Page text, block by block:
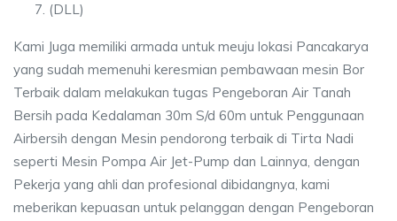
(DLL)
Kami Juga memiliki armada untuk meuju lokasi Pancakarya
yang sudah memenuhi keresmian pembawaan mesin Bor
Terbaik dalam melakukan tugas Pengeboran Air Tanah
Bersih pada Kedalaman 30m S/d 60m untuk Penggunaan
Airbersih dengan Mesin pendorong terbaik di Tirta Nadi
seperti Mesin Pompa Air Jet-Pump dan Lainnya, dengan
Pekerja yang ahli dan profesional dibidangnya, kami
meberikan kepuasan untuk pelanggan dengan Pengeboran